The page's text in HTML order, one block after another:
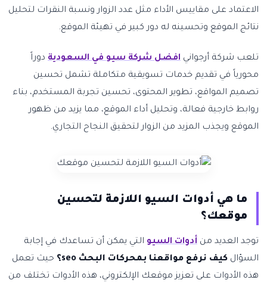
الاعتماد على مقاييس الأداء مثل عدد الزوار ونسبة النقرات لتحليل
نتائج الموقع وتحسينه له دور كبير في تهيئة الموقع.
تلعب شركة أرجواني افضل شركة سيو في السعودية دوراً
محورياً في تقديم خدمات تسويقية متكاملة تشمل تحسين
تصميم المواقع، تطوير المحتوى، تحسين تجربة المستخدم، بناء
روابط خارجية فعالة، وتحليل أداء الموقع، مما يزيد من ظهور
الموقع ويجذب المزيد من الزوار لتحقيق النجاح التجاري.
ما هي أدوات السيو اللازمة لتحسين
موقعك؟
توجد العديد من أدوات السيو التي يمكن أن تساعدك في إجابة
السؤال كيف نرفع مواقعنا بمحركات البحث seo؟
حيث تعمل
هذه الأدوات على تعزيز موقعك الإلكتروني، هذه الأدوات تختلف من